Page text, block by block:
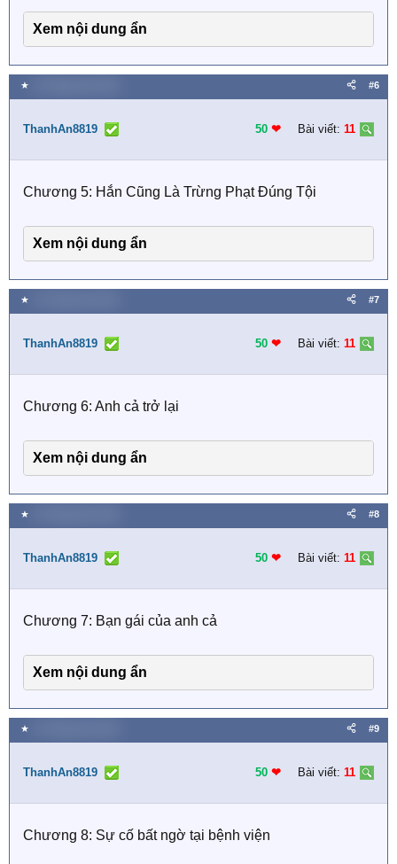
Xem nội dung ẩn
★ #6
ThanhAn8819 50 ❤︎ Bài viết: 11
Chương 5: Hắn Cũng Là Trừng Phạt Đúng Tội
Xem nội dung ẩn
★ #7
ThanhAn8819 50 ❤︎ Bài viết: 11
Chương 6: Anh cả trở lại
Xem nội dung ẩn
★ #8
ThanhAn8819 50 ❤︎ Bài viết: 11
Chương 7: Bạn gái của anh cả
Xem nội dung ẩn
★ #9
ThanhAn8819 50 ❤︎ Bài viết: 11
Chương 8: Sự cố bất ngờ tại bệnh viện